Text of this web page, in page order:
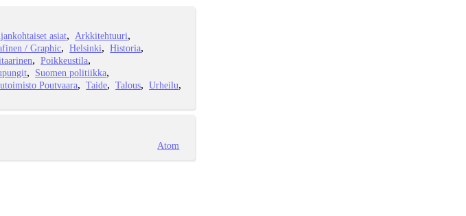
asiat
Arkkitehtuuri
/ Graphic Helsinki
Historia
Poikkeustila
Suomen politiikka
Poutvaara Taide Talous
Urheilu
Atom